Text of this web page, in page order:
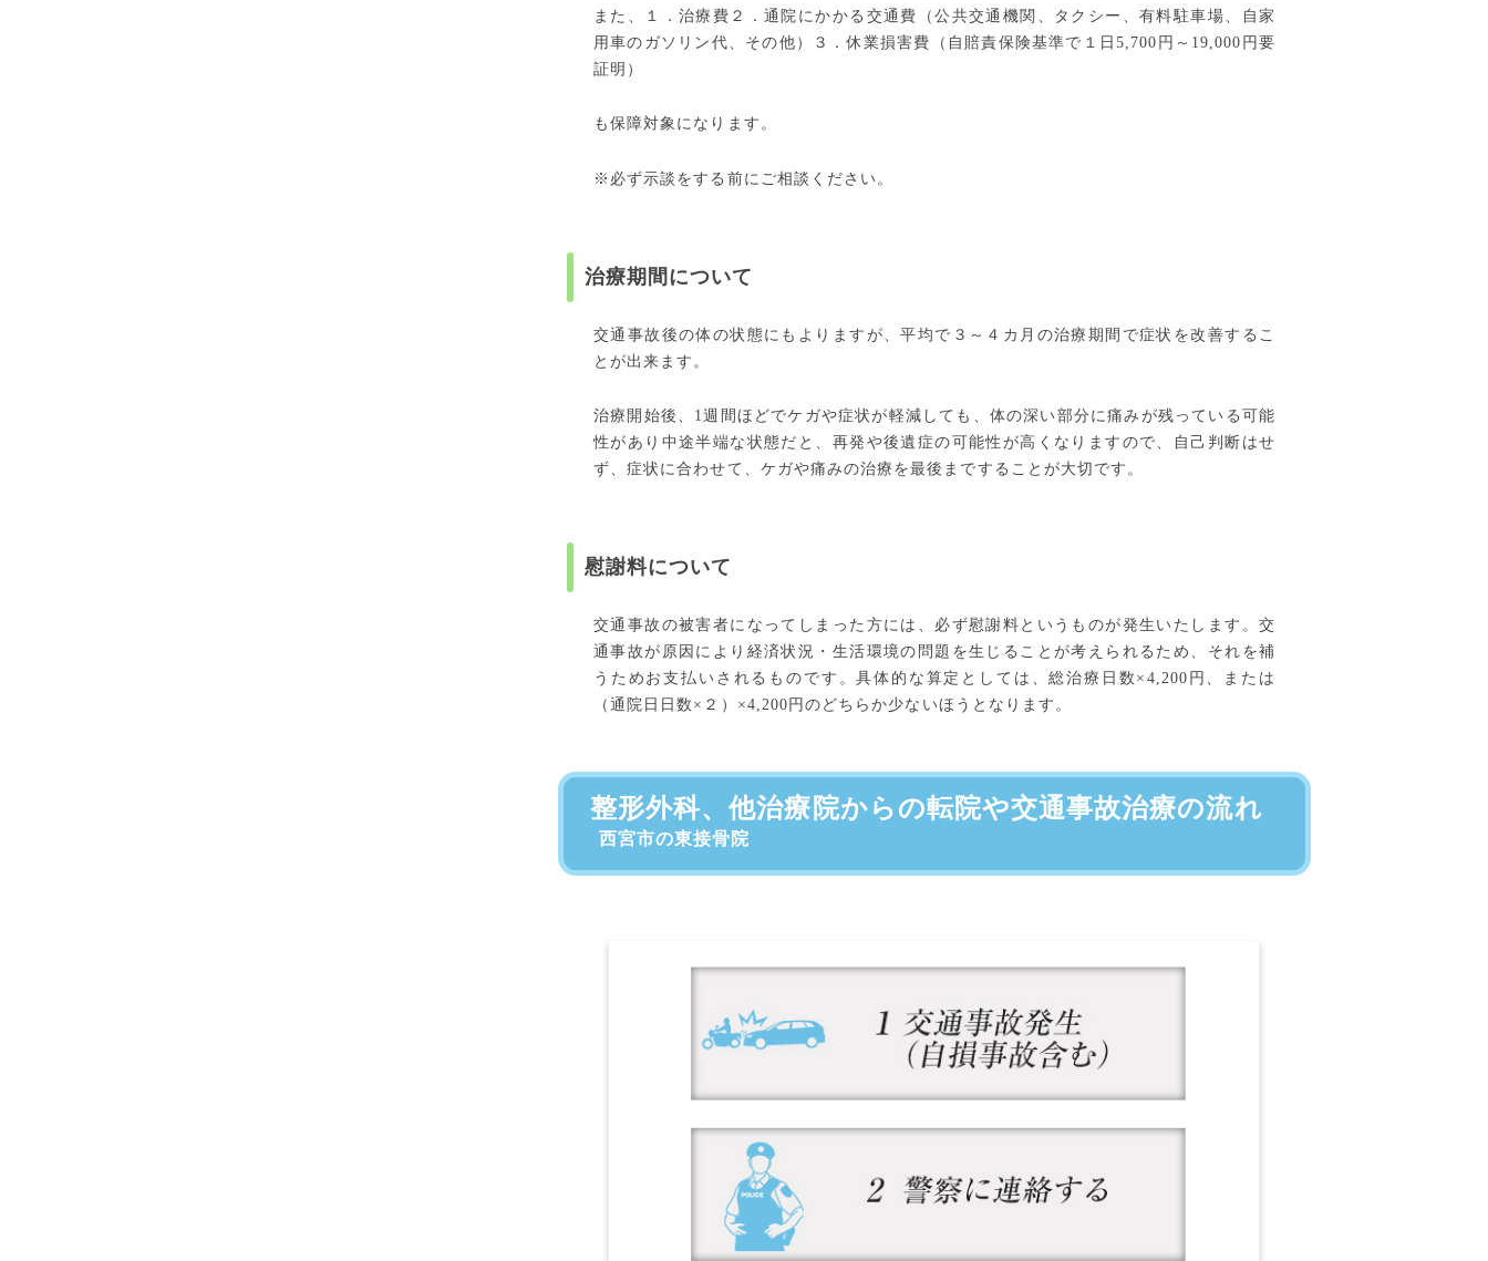
また、１．治療費２．通院にかかる交通費（公共交通機関、タクシー、有料駐車場、自家
用車のガソリン代、その他）３．休業損害費（自賠責保険基準で１日5,700円～19,000円要
証明）
も保障対象になります。
※必ず示談をする前にご相談ください。
治療期間について
交通事故後の体の状態にもよりますが、平均で３～４カ月の治療期間で症状を改善するこ
とが出来ます。
治療開始後、1週間ほどでケガや症状が軽減しても、体の深い部分に痛みが残っている可能
性があり中途半端な状態だと、再発や後遺症の可能性が高くなりますので、自己判断はせ
ず、症状に合わせて、ケガや痛みの治療を最後まですることが大切です。
慰謝料について
交通事故の被害者になってしまった方には、必ず慰謝料というものが発生いたします。交
通事故が原因により経済状況・生活環境の問題を生じることが考えられるため、それを補
うためお支払いされるものです。具体的な算定としては、総治療日数×4,200円、または
（通院日日数×２）×4,200円のどちらか少ないほうとなります。
整形外科、他治療院からの転院や交通事故治療の流れ
西宮市の東接骨院